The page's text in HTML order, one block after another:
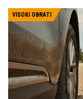
suknjič, vrečko
nepomemben del
precej bolj
VISOKI OBRATI